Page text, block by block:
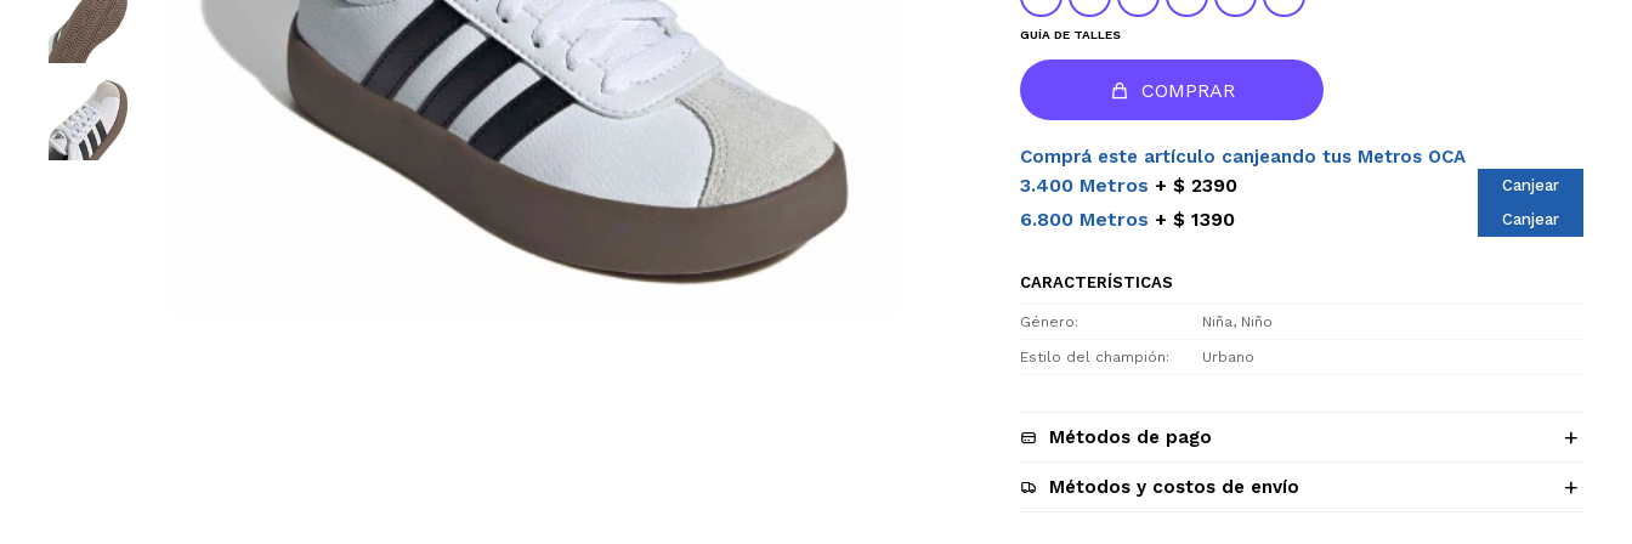
GUÍA DE TALLES
COMPRAR
Comprá este artículo canjeando tus Metros OCA
3.400 Metros $ 2390 Canjear
6.800 Metros $ 1390 Canjear
CARACTERÍSTICAS
Género Niña, Niño
Estilo del champión Urbano
Métodos de pago
Métodos y costos de envío